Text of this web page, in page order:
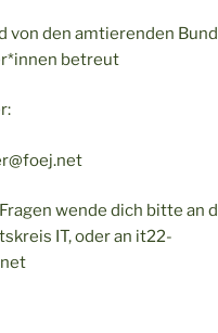
von den amtierenden
betreut
wende dich bitte an
IT, oder an it22-